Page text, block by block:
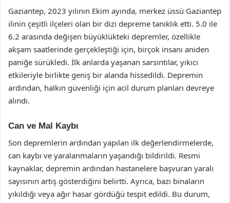
Gaziantep, 2023 yılının Ekim ayında, merkez üssü Gaziantep
ilinin çeşitli ilçeleri olan bir dizi depreme tanıklık etti. 5.0 ile
6.2 arasında değişen büyüklükteki depremler, özellikle
akşam saatlerinde gerçekleştiği için, birçok insanı aniden
paniğe sürükledi. İlk anlarda yaşanan sarsıntılar, yıkıcı
etkileriyle birlikte geniş bir alanda hissedildi. Depremin
ardından, halkın güvenliği için acil durum planları devreye
alındı.
Can ve Mal Kaybı
Son depremlerin ardından yapılan ilk değerlendirmelerde,
can kaybı ve yaralanmaların yaşandığı bildirildi. Resmi
kaynaklar, depremin ardından hastanelere başvuran yaralı
sayısının artış gösterdiğini belirtti. Ayrıca, bazı binaların
yıkıldığı veya ağır hasar gördüğü tespit edildi. Bu durum,